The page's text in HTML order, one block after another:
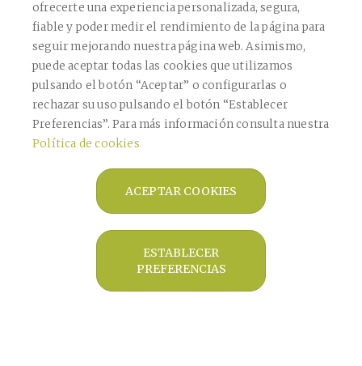
Acepto la política de privacidad
Este sitio está protegido por reCAPTCHA y se aplican la Política de Privacidadde
Google y losTérminos de Servicio.
CONFIRMAR
Copyright © 2026 Farmàcia Bagaría De
Casanova -
Diseño web- Farmaoffice
ofrecerte una experiencia personalizada, segura,
fiable y poder medir el rendimiento de la página para
seguir mejorando nuestra página web. Asimismo,
puede aceptar todas las cookies que utilizamos
pulsando el botón “Aceptar” o configurarlas o
rechazar su uso pulsando el botón “Establecer
Preferencias”. Para más información consulta nuestra
Política de cookies
ACEPTAR COOKIES
ESTABLECER
PREFERENCIAS